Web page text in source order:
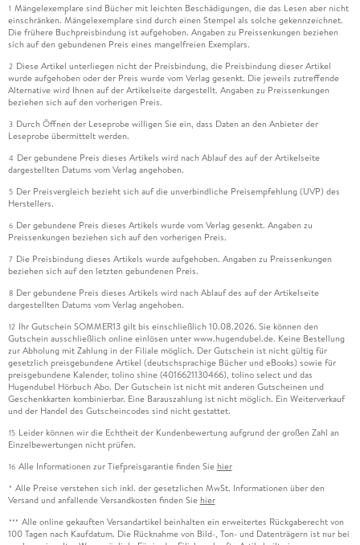
1 Mängelexemplare sind Bücher mit leichten Beschädigungen, die das Lesen aber nicht
einschränken. Mängelexemplare sind durch einen Stempel als solche gekennzeichnet.
Die frühere Buchpreisbindung ist aufgehoben. Angaben zu Preissenkungen beziehen
sich auf den gebundenen Preis eines mangelfreien Exemplars.
2 Diese Artikel unterliegen nicht der Preisbindung, die Preisbindung dieser Artikel
wurde aufgehoben oder der Preis wurde vom Verlag gesenkt. Die jeweils zutreffende
Alternative wird Ihnen auf der Artikelseite dargestellt. Angaben zu Preissenkungen
beziehen sich auf den vorherigen Preis.
3 Durch Öffnen der Leseprobe willigen Sie ein, dass Daten an den Anbieter der
Leseprobe übermittelt werden.
4 Der gebundene Preis dieses Artikels wird nach Ablauf des auf der Artikelseite
dargestellten Datums vom Verlag angehoben.
5 Der Preisvergleich bezieht sich auf die unverbindliche Preisempfehlung (UVP) des
Herstellers.
6 Der gebundene Preis dieses Artikels wurde vom Verlag gesenkt. Angaben zu
Preissenkungen beziehen sich auf den vorherigen Preis.
7 Die Preisbindung dieses Artikels wurde aufgehoben. Angaben zu Preissenkungen
beziehen sich auf den letzten gebundenen Preis.
8 Der gebundene Preis dieses Artikels wird nach Ablauf des auf der Artikelseite
dargestellten Datums vom Verlag angehoben.
12 Ihr Gutschein SOMMER13 gilt bis einschließlich 10.08.2026. Sie können den
Gutschein ausschließlich online einlösen unter www.hugendubel.de. Keine Bestellung
zur Abholung mit Zahlung in der Filiale möglich. Der Gutschein ist nicht gültig für
gesetzlich preisgebundene Artikel (deutschsprachige Bücher und eBooks) sowie für
preisgebundene Kalender, tolino shine (4016621130466), tolino select und das
Hugendubel Hörbuch Abo. Der Gutschein ist nicht mit anderen Gutscheinen und
Geschenkkarten kombinierbar. Eine Barauszahlung ist nicht möglich. Ein Weiterverkauf
und der Handel des Gutscheincodes sind nicht gestattet.
15 Leider können wir die Echtheit der Kundenbewertung aufgrund der großen Zahl an
Einzelbewertungen nicht prüfen.
16 Alle Informationen zur Tiefpreisgarantie finden Sie hier
* Alle Preise verstehen sich inkl. der gesetzlichen MwSt. Informationen über den
Versand und anfallende Versandkosten finden Sie hier
*** Alle online gekauften Versandartikel beinhalten ein erweitertes Rückgaberecht von
100 Tagen nach Kaufdatum. Die Rücknahme von Bild-, Ton- und Datenträgern ist nur bei